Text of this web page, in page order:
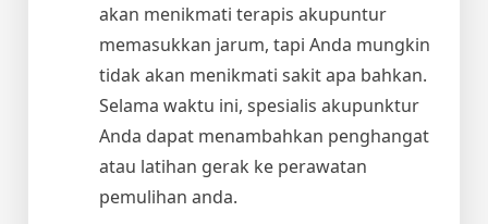
akan menikmati terapis akupuntur
memasukkan jarum, tapi Anda mungkin
tidak akan menikmati sakit apa bahkan.
Selama waktu ini, spesialis akupunktur
Anda dapat menambahkan penghangat
atau latihan gerak ke perawatan
pemulihan anda.